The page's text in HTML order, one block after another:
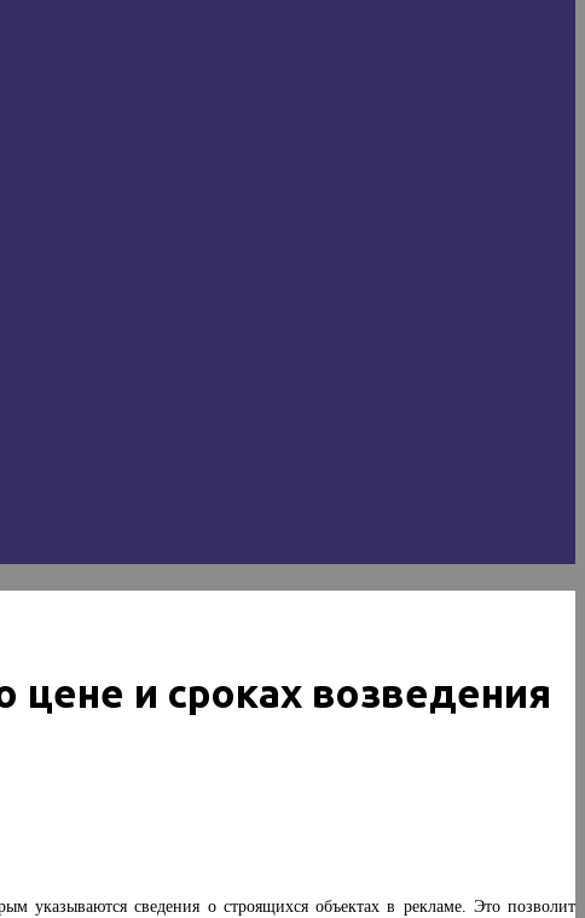
и сроках возведения
указываются сведения о строящихся объектах в рекламе. Это позволит